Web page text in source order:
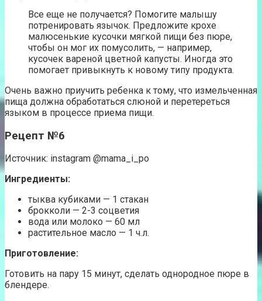
Все еще не получается? Помогите малышу
потренировать язычок. Предложите крохе
малюсенькие кусочки мягкой пищи без пюре,
чтобы он мог их помусолить, — например,
кусочек вареной цветной капусты. Иногда это
помогает привыкнуть к новому типу продукта.
Очень важно приучить ребенка к тому, что измельченная
пища должна обработаться слюной и перетереться
языком в процессе приема пищи.
Рецепт №6
Источник: instagram @mama_i_po
Ингредиенты:
тыква кубиками — 1 стакан
брокколи — 2-3 соцветия
вода или молоко — 60 мл
растительное масло — 1 ч.л.
Приготовление:
Готовить на пару 15 минут, сделать однородное пюре в
блендере.